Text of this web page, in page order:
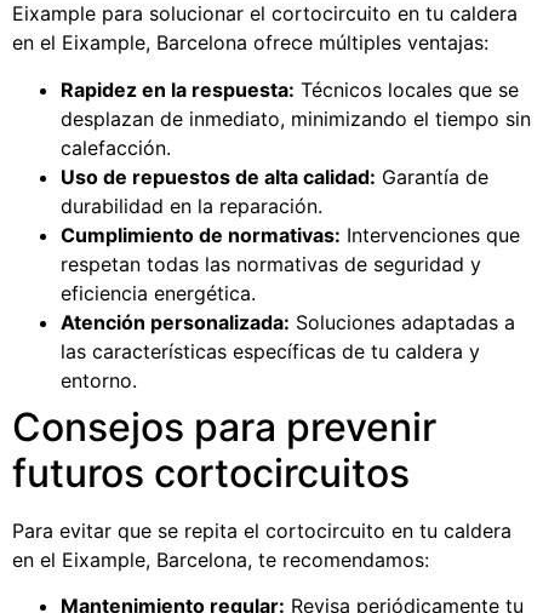
Eixample para solucionar el cortocircuito en tu caldera
en el Eixample, Barcelona ofrece múltiples ventajas:
Rapidez en la respuesta: Técnicos locales que se
desplazan de inmediato, minimizando el tiempo sin
calefacción.
Uso de repuestos de alta calidad: Garantía de
durabilidad en la reparación.
Cumplimiento de normativas: Intervenciones que
respetan todas las normativas de seguridad y
eficiencia energética.
Atención personalizada: Soluciones adaptadas a
las características específicas de tu caldera y
entorno.
Consejos para prevenir
futuros cortocircuitos
Para evitar que se repita el cortocircuito en tu caldera
en el Eixample, Barcelona, te recomendamos:
Mantenimiento regular: Revisa periódicamente tu